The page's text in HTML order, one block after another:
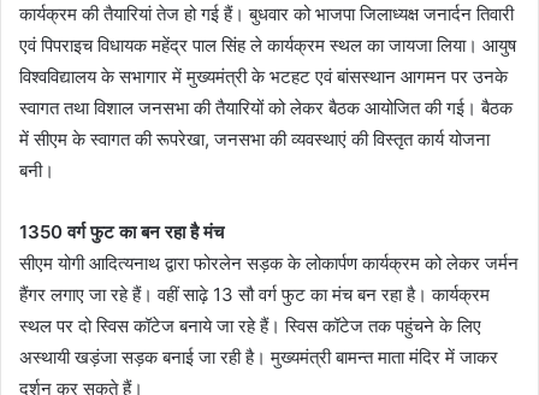
कार्यक्रम की तैयारियां तेज हो गई हैं। बुधवार को भाजपा जिलाध्यक्ष जनार्दन तिवारी
एवं पिपराइच विधायक महेंद्र पाल सिंह ले कार्यक्रम स्थल का जायजा लिया। आयुष
विश्वविद्यालय के सभागार में मुख्यमंत्री के भटहट एवं बांसस्थान आगमन पर उनके
स्वागत तथा विशाल जनसभा की तैयारियों को लेकर बैठक आयोजित की गई। बैठक
में सीएम के स्वागत की रूपरेखा, जनसभा की व्यवस्थाएं की विस्तृत कार्य योजना
बनी।
1350 वर्ग फुट का बन रहा है मंच
सीएम योगी आदित्यनाथ द्वारा फोरलेन सड़क के लोकार्पण कार्यक्रम को लेकर जर्मन
हैंगर लगाए जा रहे हैं। वहीं साढ़े 13 सौ वर्ग फुट का मंच बन रहा है। कार्यक्रम
स्थल पर दो स्विस कॉटेज बनाये जा रहे हैं। स्विस कॉटेज तक पहुंचने के लिए
अस्थायी खड़ंजा सड़क बनाई जा रही है। मुख्यमंत्री बामन्त माता मंदिर में जाकर
दर्शन कर सकते हैं।